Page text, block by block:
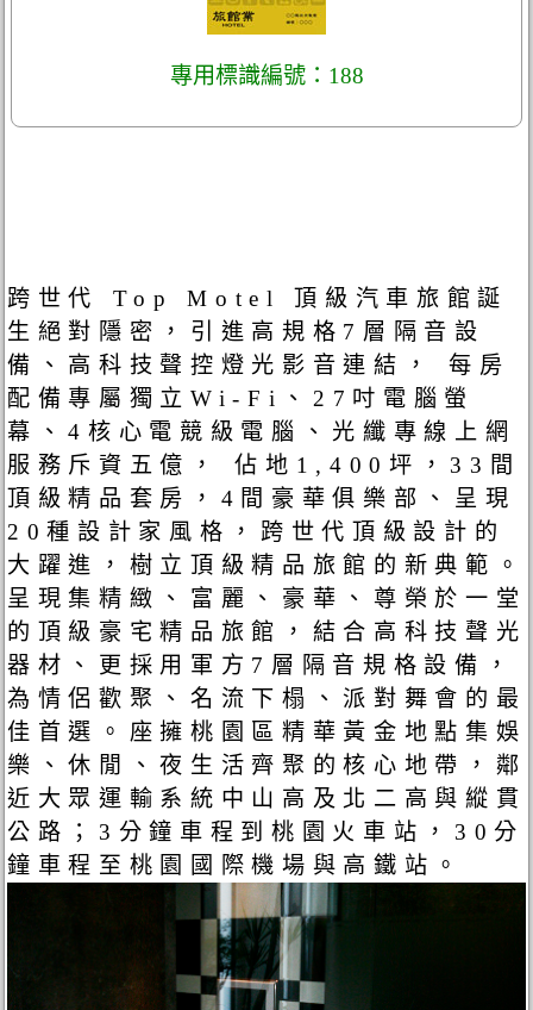
專用標識編號：188
跨世代 Top Motel 頂級汽車旅館誕
生絕對隱密，引進高規格7層隔音設
備、高科技聲控燈光影音連結， 每房
配備專屬獨立Wi-Fi、27吋電腦螢
幕、4核心電競級電腦、光纖專線上網
服務斥資五億， 佔地1,400坪，33間
頂級精品套房，4間豪華俱樂部、呈現
20種設計家風格，跨世代頂級設計的
大躍進，樹立頂級精品旅館的新典範。
呈現集精緻、富麗、豪華、尊榮於一堂
的頂級豪宅精品旅館，結合高科技聲光
器材、更採用軍方7層隔音規格設備，
為情侶歡聚、名流下榻、派對舞會的最
佳首選。座擁桃園區精華黃金地點集娛
樂、休閒、夜生活齊聚的核心地帶，鄰
近大眾運輸系統中山高及北二高與縱貫
公路；3分鐘車程到桃園火車站，30分
鐘車程至桃園國際機場與高鐵站。